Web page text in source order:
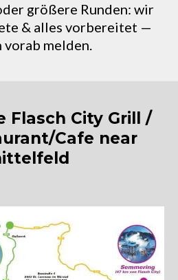
größere Runden: wir
& alles vorbereitet —
vorab melden.
Flasch City Grill /
Cafe near